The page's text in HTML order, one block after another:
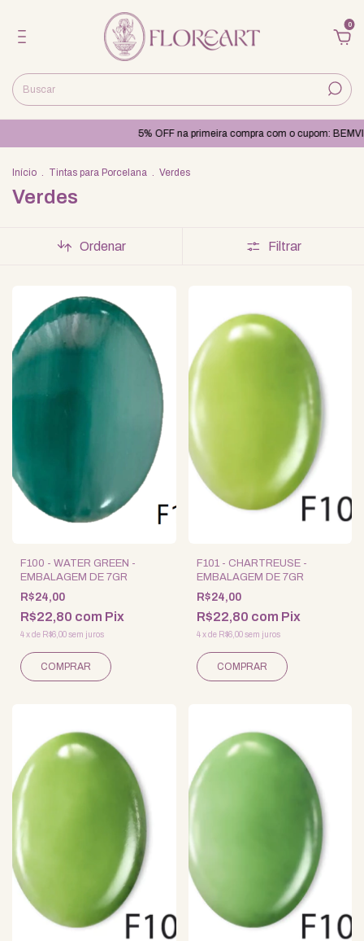
0
5% OFF na primeira compra com o cupom: BEMVINDO
Início . Tintas para Porcelana . Verdes
Verdes
Ordenar Filtrar
F100 - WATER GREEN -
EMBALAGEM DE 7GR
R$24,00
R$22,80 com Pix
4xde R$6,00sem juros
F101 - CHARTREUSE -
EMBALAGEM DE 7GR
R$24,00
R$22,80 com Pix
4 xde R$6,00 sem juros